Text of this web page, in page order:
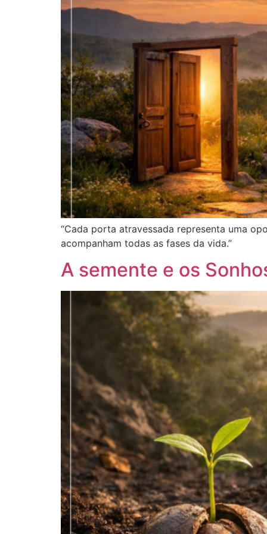
“Cada porta atravessada representa uma
acompanham todas as fases da vida.”
A semente e os